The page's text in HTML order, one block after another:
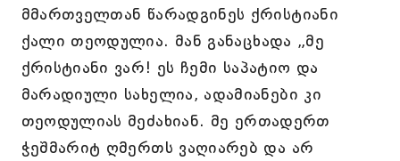
მმართველთან წარადგინეს ქრისტიანი
ქალი თეოდულია. მან განაცხადა „მე
ქრისტიანი ვარ! ეს ჩემი საპატიო და
მარადიული სახელია, ადამიანები კი
თეოდულიას მეძახიან. მე ერთადერთ
ჭეშმარიტ ღმერთს ვაღიარებ და არ